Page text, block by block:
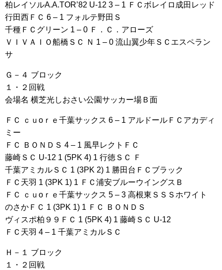
柏レイソルA.A.TOR’82 U-12 3 – 1 ＦＣボレイロ成田レッド
行田西ＦＣ 6 – 1 フォルテ野田Ｓ
千種ＦＣグリーン 1 – 0 Ｆ．Ｃ．アローズ
ＶＩＶＡＩＯ船橋ＳＣ Ｎ 1 – 0 流山翼少年ＳＣエスペラン
サ
Ｇ－４ ブロック
１・２回戦
会場名 横芝光しおさい公園サッカー場Ｂ面
ＦＣ ｃｕoｒｅ千葉サックス 6 – 1 アルドールＦＣアカディ
ミー
ＦＣ ＢＯＮＤＳ 4 – 1 風早レクトＦＣ
藤崎ＳＣ U-12 1 (5PK 4) 1 行徳ＳＣ Ｆ
千葉アミカルＳＣ 1 (3PK 2) 1 勝田台ＦＣブラック
ＦＣ天羽 1 (3PK 1) 1 ＦＣ浦安ブルーウイングスＢ
ＦＣ ｃｕoｒｅ千葉サックス 5 – 3 高根東ＳＳＳホワイト
のさかＦＣ 1 (3PK 1) 1 ＦＣ ＢＯＮＤＳ
ヴィスポ柏９９ＦＣ 1 (5PK 4) 1 藤崎ＳＣ U-12
ＦＣ天羽 4 – 1 千葉アミカルＳＣ
Ｈ－１ ブロック
１・２回戦